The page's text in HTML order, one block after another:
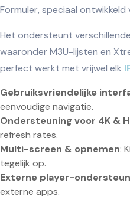
Formuler, speciaal ontwikkeld
Het ondersteunt
waaronder M3U-lijsten en
perfect werkt met vrijwel elk
Gebruiksvriendelijke
eenvoudige navigatie.
Ondersteuning voor 4K &
refresh rates.
Multi-screen & opnemen:
tegelijk op.
Externe player-
externe apps.